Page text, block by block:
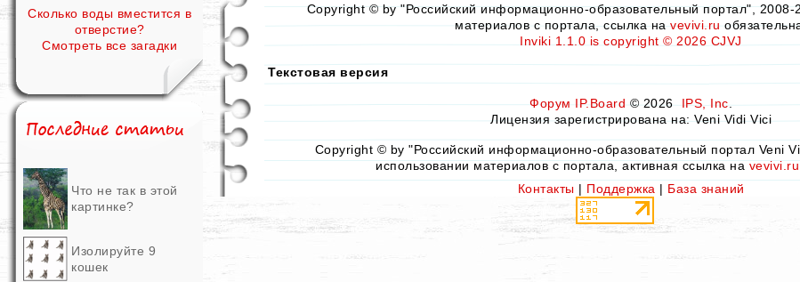
Сколько воды вместится в
отверстие?
Смотреть все загадки
Что не так в этой
картинке?
Изолируйте 9
кошек
Copyright © by "Российский информационно-образовательный портал", 2008-
материалов с портала, ссылка наvevivi.ru
Inviki 1.1.0 is copyright © 2026 CJVJ
Текстовая версия
Форум IP.Board © 2026IPS, Inc
Лицензия зарегистрирована на: Veni Vidi Vici
Copyright © by "Российский информационно-образовательный портал Veni
использовании материалов с портала, активная ссылка наvevivi.ru
Контакты | Поддержка | База знаний